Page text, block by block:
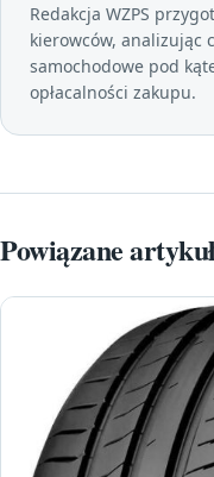
Redakcja WZPS
kierowców, analizując
samochodowe pod
opłacalności zakupu.
Powiązane